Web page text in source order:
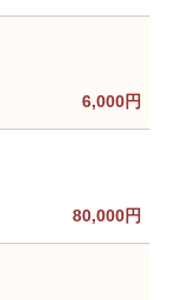
6,000円
80,000円